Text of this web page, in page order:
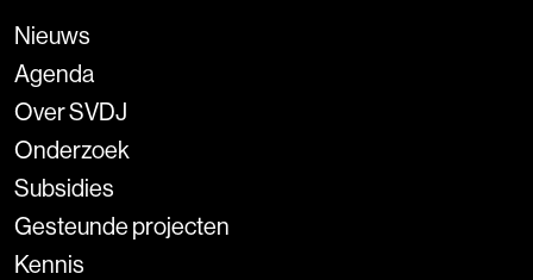
Nieuws
Agenda
Over SVDJ
Onderzoek
Subsidies
Gesteunde projecten
Kennis